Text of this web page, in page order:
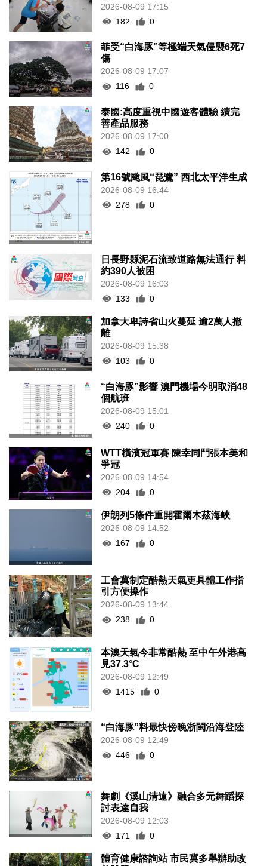
2026-08-09 17:15
182
0
菲受“白海豚”等極端天氣侵襲6死7
傷
2026-08-09 17:07
116
0
泰國:高度重視中國遊客體驗 續完
善產品服務
2026-08-09 17:00
142
0
第16號颱風“琵鷺” 西北太平洋生成
2026-08-09 16:44
278
0
日長野縣泥石流致道路無法通行 料
約390人被困
2026-08-09 16:03
133
0
加拿大卑詩省山火蔓延 逾2萬人撤
離
2026-08-09 15:38
103
0
“白海豚”影響 澳門機場今明取消48
個航班
2026-08-09 15:01
240
0
WTT橫濱冠軍賽 陳幸同鬥張本美和
爭冠
2026-08-09 14:54
204
0
伊朗列5條件重開霍爾木茲海峽
2026-08-09 14:52
167
0
工會冀制定酷熱天氣更具體工作指
引方便操作
2026-08-09 13:44
238
0
本澳天氣今非常酷熱 至中午外港高
見37.3°C
2026-08-09 12:49
1415
0
“白海豚”料最快傍晚浙閩沿海登陸
2026-08-09 12:49
446
0
舞劇《溪山清遠》融合多元舞蹈探
討表達自我
2026-08-09 12:03
171
0
體育健康諮詢站 市民冀多舉辦助改